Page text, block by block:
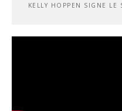
KELLY HOPPEN SIGNE LE